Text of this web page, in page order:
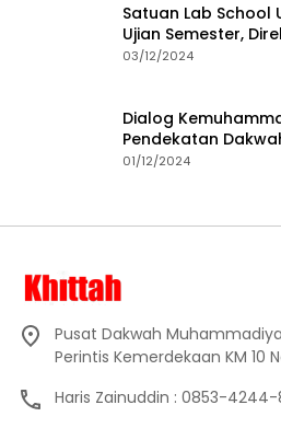
Satuan Lab School
Ujian Semester,
Proses Pembelajaran
03/12/2024
Dialog
Pendekatan
01/12/2024
Pusat Dakwah
Perintis Kemerdekaan KM 10
Haris Zainuddin : 0853-